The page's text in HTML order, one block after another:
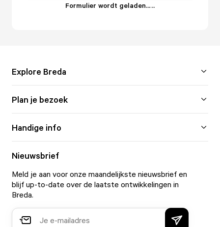
Formulier wordt geladen......
Explore Breda
Plan je bezoek
Handige info
Nieuwsbrief
Meld je aan voor onze maandelijkste nieuwsbrief en
blijf up-to-date over de laatste ontwikkelingen in
Breda.